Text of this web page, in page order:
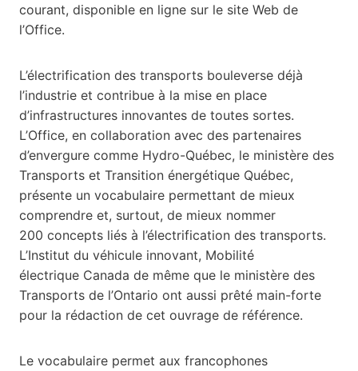
courant, disponible en ligne sur le site Web de
l’Office.
L’électrification des transports bouleverse déjà
l’industrie et contribue à la mise en place
d’infrastructures innovantes de toutes sortes.
L’Office, en collaboration avec des partenaires
d’envergure comme Hydro-Québec, le ministère des
Transports et Transition énergétique Québec,
présente un vocabulaire permettant de mieux
comprendre et, surtout, de mieux nommer
200 concepts liés à l’électrification des transports.
L’Institut du véhicule innovant, Mobilité
électrique Canada de même que le ministère des
Transports de l’Ontario ont aussi prêté main-forte
pour la rédaction de cet ouvrage de référence.
Le vocabulaire permet aux francophones